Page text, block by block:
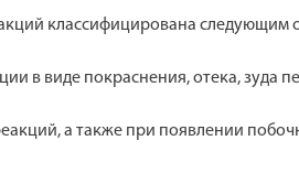
классифицирована следующим
в виде покраснения, отека, зуда
а также при появлении